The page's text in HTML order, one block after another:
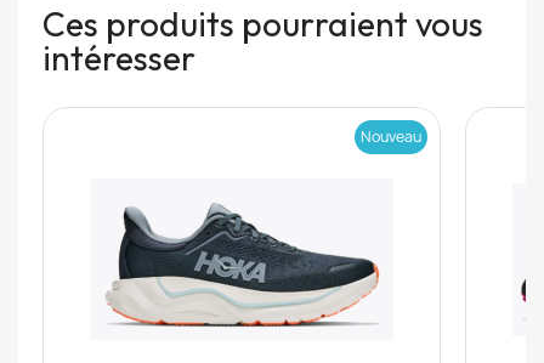
Ces produits pourraient vous
intéresser
Nouveau